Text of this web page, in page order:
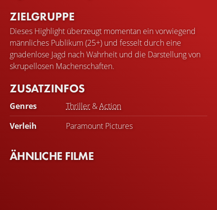
ZIELGRUPPE
Dieses Highlight überzeugt momentan ein vorwiegend
männliches Publikum (25+) und fesselt durch eine
gnadenlose Jagd nach Wahrheit und die Darstellung von
skrupellosen Machenschaften.
ZUSATZINFOS
Genres Thriller &Action
Verleih
Paramount Pictures
ÄHNLICHE FILME